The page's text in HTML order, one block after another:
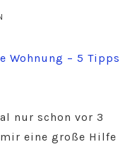
Wohnung – 5 Tipps
nur schon vor 3
eine große Hilfe